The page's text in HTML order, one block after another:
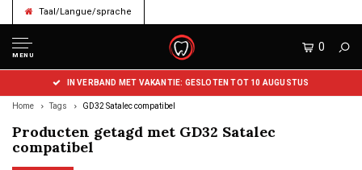
Taal/Langue/sprache
MENU
0
IN VERBAND MET VAKANTIE: GESLOTEN TOT 10 AUGUSTUS
Home Tags GD32 Satalec compatibel
Producten getagd met GD32 Satalec
compatibel